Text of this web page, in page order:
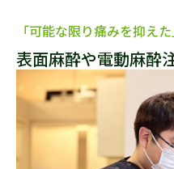
「可能な限り痛みを抑え
表面麻酔や電動麻酔